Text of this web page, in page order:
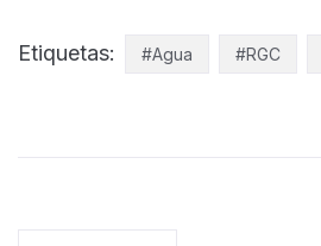
Etiquetas: #Agua #RGC